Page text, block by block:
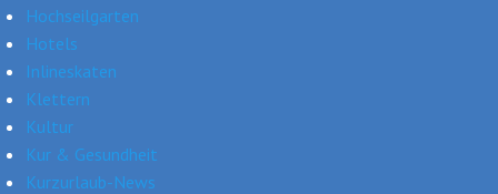
Hochseilgarten
Hotels
Inlineskaten
Klettern
Kultur
Kur & Gesundheit
Kurzurlaub-News